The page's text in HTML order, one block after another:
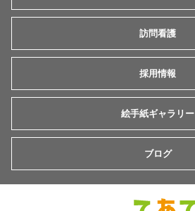
訪問看護
採用情報
絵手紙ギャラリー
ブログ